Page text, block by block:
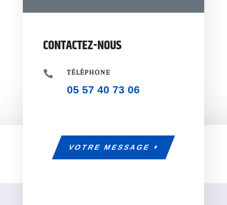
CONTACTEZ-NOUS
 TÉLÉPHONE
05 57 40 73 06
VOTRE MESSAGE